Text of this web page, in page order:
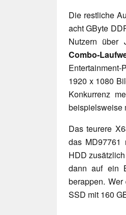
Die restliche
acht GByte
Nutzern über
Combo-
1920 x 1080
Konkurrenz
beispielsweise
Das teurere
das MD97761
HDD
dann auf ein
berappen.
SSD mit 160